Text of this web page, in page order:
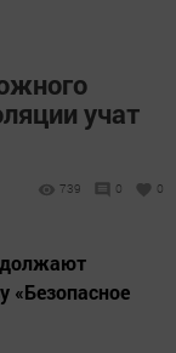
учат
739 0 0
«Безопасное